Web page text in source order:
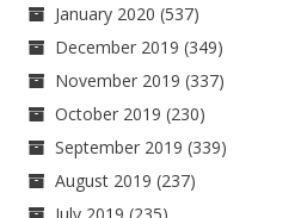
January 2020 (537)
December 2019 (349)
November 2019 (337)
October 2019 (230)
September 2019 (339)
August 2019 (237)